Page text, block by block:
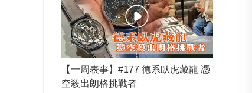
【一周表事】#177 德系臥虎藏龍 憑
空殺出朗格挑戰者